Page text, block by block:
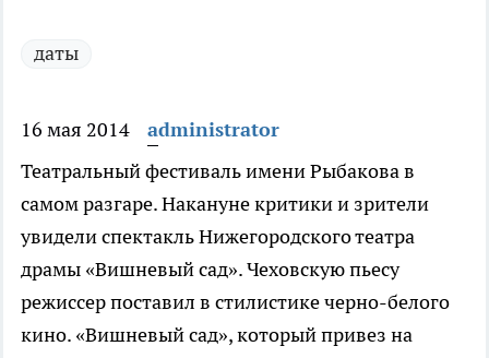
даты
16 мая 2014
administrator
Театральный фестиваль имени Рыбакова в
самом разгаре. Накануне критики и зрители
увидели спектакль Нижегородского театра
драмы «Вишневый сад». Чеховскую пьесу
режиссер поставил в стилистике черно-белого
кино. «Вишневый сад», который привез на